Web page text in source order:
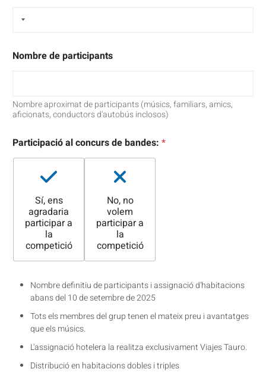
Nombre de participants
Nombre aproximat de participants (músics, familiars, amics,
aficionats, conductors d'autobús inclosos)
Participació al concurs de bandes: *
Sí, ens
agradaria
participar a
la
competició
No, no
volem
participar a
la
competició
Nombre definitiu de participants i assignació d'habitacions
abans del 10 de setembre de 2025
Tots els membres del grup tenen el mateix preu i avantatges
que els músics.
L'assignació hotelera la realitza exclusivament Viajes Tauro.
Distribució en habitacions dobles i triples